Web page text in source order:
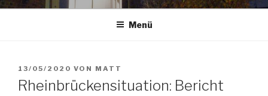
Menü
VERÖFFENTLICHT
AM
13/05/2020 VON MATT
Rheinbrückensituation: Bericht